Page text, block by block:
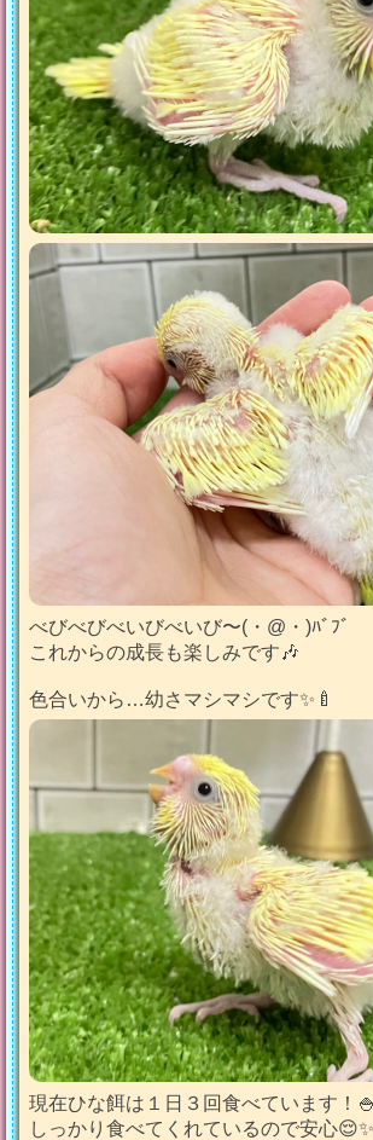
べびべびべいびべいび〜(・@・)ﾊﾞﾌﾞ
これからの成長も楽しみです🎶
色合いから…幼さマシマシです✨️🍼
現在ひな餌は１日３回食べています！🍚
しっかり食べてくれているので安心😌✨️